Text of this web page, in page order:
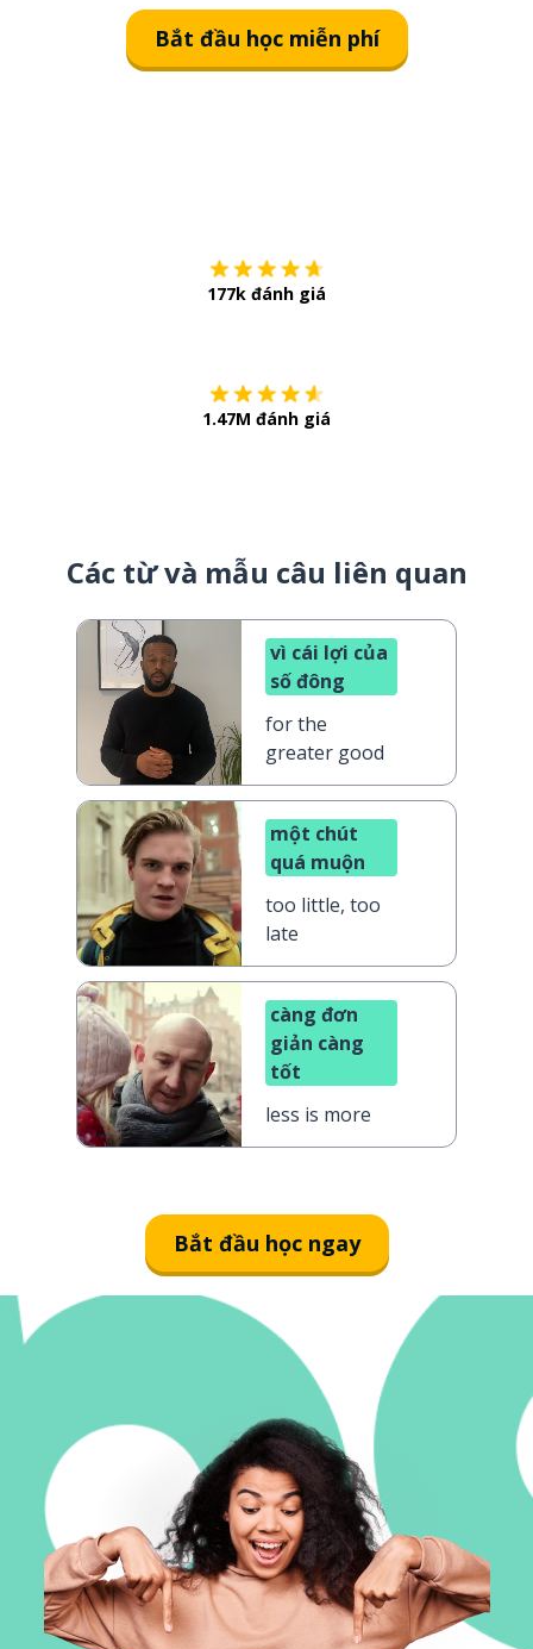
Bắt đầu học miễn phí
177k đánh giá
1.47M đánh giá
Các từ và mẫu câu liên quan
vì cái lợi của
số đông
for the
greater good
một chút
quá muộn
too little, too
late
càng đơn
giản càng
tốt
less is more
Bắt đầu học ngay